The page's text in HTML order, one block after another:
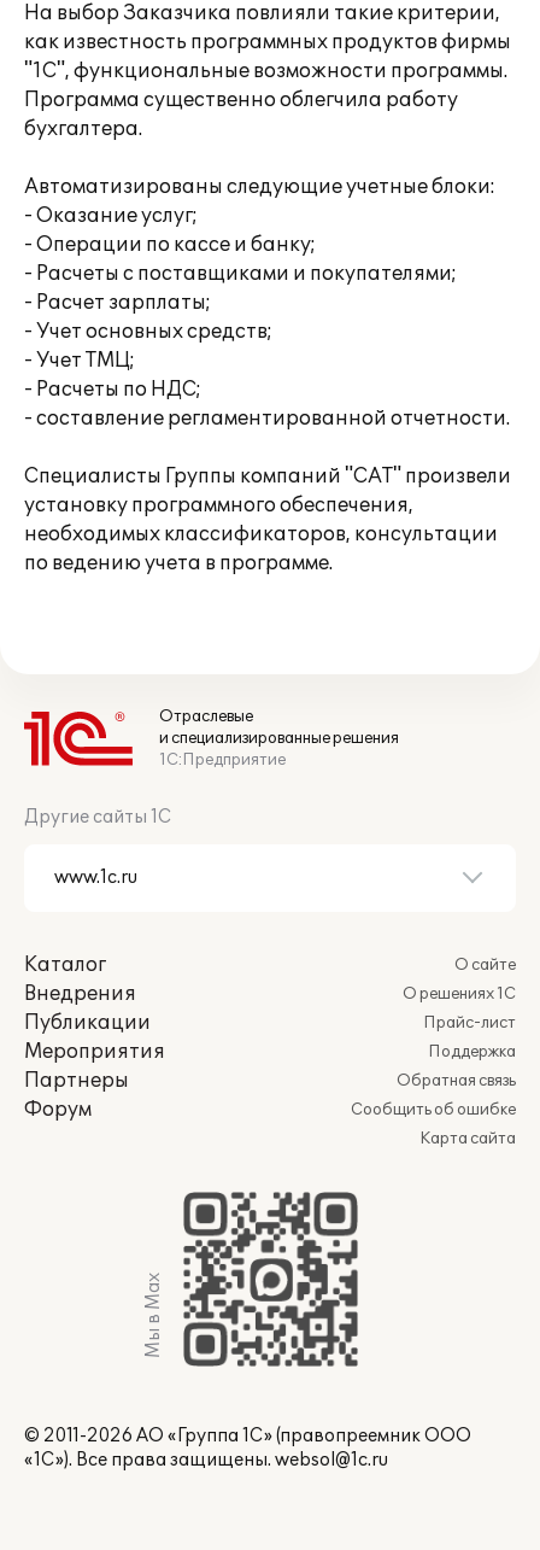
На выбор Заказчика повлияли такие критерии,
как известность программных продуктов фирмы
"1С", функциональные возможности программы.
Программа существенно облегчила работу
бухгалтера.
Автоматизированы следующие учетные блоки:
- Оказание услуг;
- Операции по кассе и банку;
- Расчеты с поставщиками и покупателями;
- Расчет зарплаты;
- Учет основных средств;
- Учет ТМЦ;
- Расчеты по НДС;
- составление регламентированной отчетности.
Специалисты Группы компаний "САТ" произвели
установку программного обеспечения,
необходимых классификаторов, консультации
по ведению учета в программе.
Отраслевые
и специализированные решения
1С:Предприятие
Другие сайты 1С
Каталог
Внедрения
Публикации
Мероприятия
Партнеры
Форум
О сайте
О решениях 1С
Прайс-лист
Поддержка
Обратная связь
Сообщить об ошибке
Карта сайта
Мы в Max
© 2011-2026 АО «Группа 1С» (правопреемник ООО
«1С»). Все права защищены. websol@1c.ru